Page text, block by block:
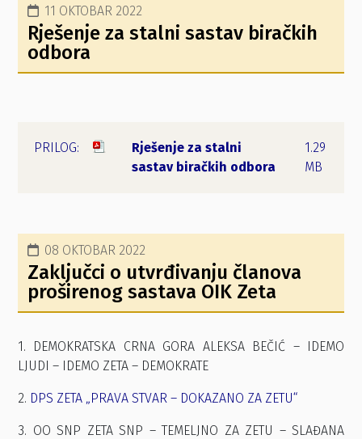
11 OKTOBAR 2022
Rješenje za stalni sastav biračkih
odbora
Rješenje za stalni
sastav biračkih odbora
1.29
MB
08 OKTOBAR 2022
Zaključci o utvrđivanju članova
proširenog sastava OIK Zeta
1. DEMOKRATSKA CRNA GORA ALEKSA BEČIĆ – IDEMO
LJUDI – IDEMO ZETA – DEMOKRATE
2. DPS ZETA „PRAVA STVAR – DOKAZANO ZA ZETU“
3. OO SNP ZETA SNP – TEMELJNO ZA ZETU – SLAĐANA